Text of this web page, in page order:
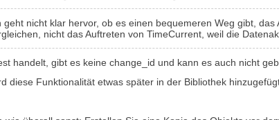
geht nicht klar hervor, ob es einen bequemeren Weg gibt,
nicht das Auftreten von TimeCurrent, weil die
handelt, gibt es keine change_id und kann es auch nicht
diese Funktionalität etwas später in der Bibliothek